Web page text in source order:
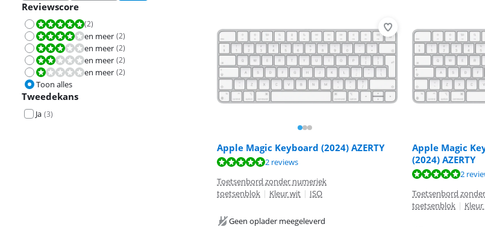
Reviewscore
Beoordeling is 10 van de 10.
(2)
Beoordeling is 8,0 van de 10.
en meer (2)
Beoordeling is 6,0 van de 10.
en meer (2)
Beoordeling is 4,0 van de 10.
en meer (2)
Beoordeling is 2,0 van de 10.
en meer (2)
Toon alles
Tweedekans
Ja (3)
Apple Magic Keyboard (2024) AZERTY
Beoordeling is 10 van de 10, gebaseerd op 2 reviews.
2 reviews
Toetsenbord zonder numeriek
toetsenblok | Kleur wit | ISO
Geen oplader meegeleverd
Apple Magic
(2024) AZERTY
2
Toetsenbord
toetsenblok |